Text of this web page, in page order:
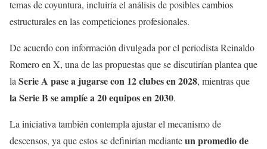
temas de coyuntura, incluiría el análisis de posibles cambios
estructurales en las competiciones profesionales.
De acuerdo con información divulgada por el periodista Reinaldo
Romero en X, una de las propuestas que se discutirían plantea que
la Serie A pase a jugarse con 12 clubes en 2028, mientras que
la Serie B se amplíe a 20 equipos en 2030.
La iniciativa también contempla ajustar el mecanismo de
descensos, ya que estos se definirían medianteun promedio de